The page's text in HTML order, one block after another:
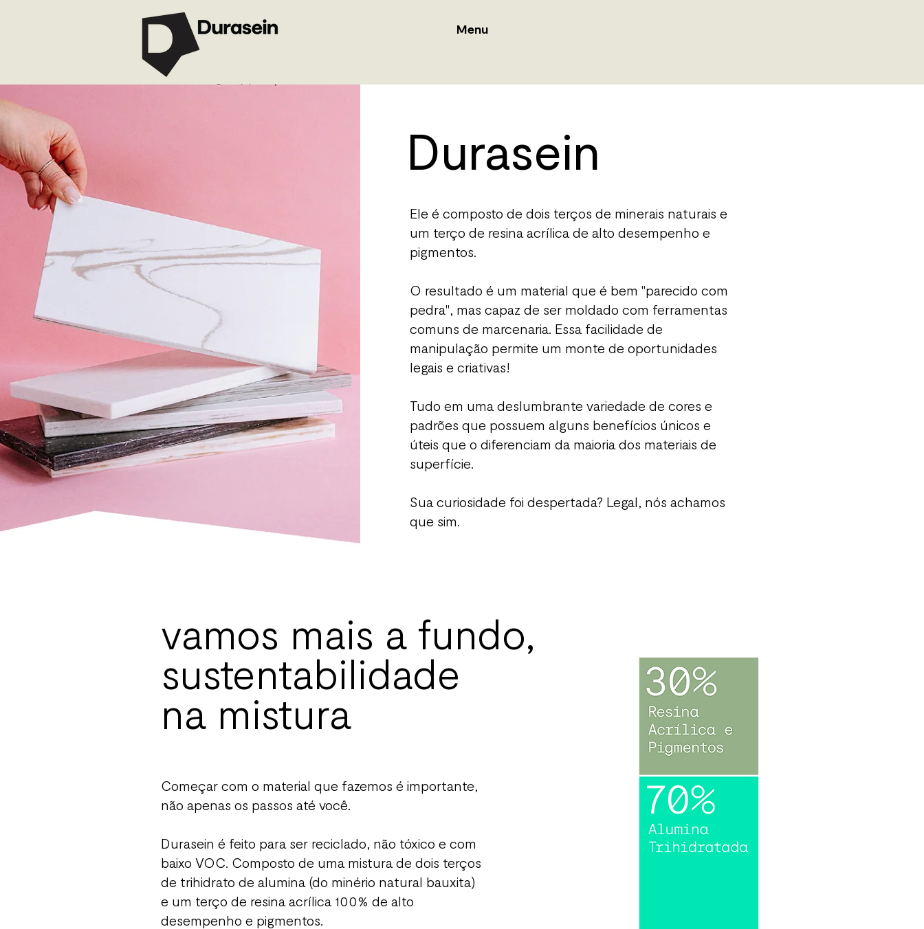
Menu
Durasein
Ele é composto de dois terços de minerais naturais e
um terço de resina acrílica de alto desempenho e
pigmentos.
O resultado é um material que é bem "parecido com
pedra", mas capaz de ser moldado com ferramentas
comuns de marcenaria. Essa facilidade de
manipulação permite um monte de oportunidades
legais e criativas!
Tudo em uma deslumbrante variedade de cores e
padrões que possuem alguns benefícios únicos e
úteis que o diferenciam da maioria dos materiais de
superfície.
Sua curiosidade foi despertada? Legal, nós achamos
que sim.
vamos mais a fundo,
sustentabilidade
na mistura
Começar com o material que fazemos é importante,
não apenas os passos até você.
Durasein é feito para ser reciclado, não tóxico e com
baixo VOC. Composto de uma mistura de dois terços
de trihidrato de alumina (do minério natural bauxita)
e um terço de resina acrílica 100% de alto
desempenho e pigmentos.